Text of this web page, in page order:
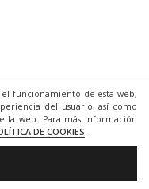
funcionamiento de esta web,
del usuario, así como
la web. Para más información
DE COOKIES.
que os